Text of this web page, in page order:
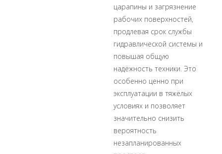
царапины и загрязнение
рабочих поверхностей,
продлевая срок службы
гидравлической системы и
повышая общую
надёжность техники. Это
особенно ценно при
эксплуатации в тяжёлых
условиях и позволяет
значительно снизить
вероятность
незапланированных